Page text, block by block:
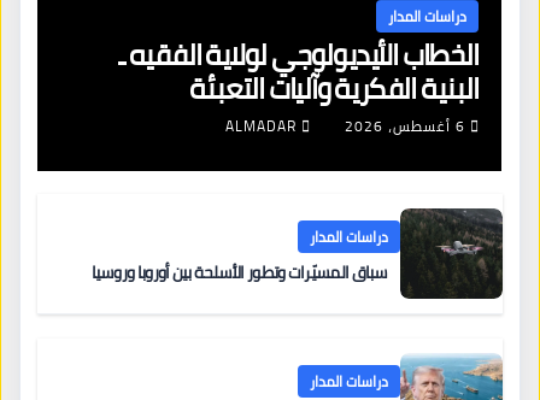
دراسات المدار
الخطاب الأيديولوجي لولاية الفقيه ـ
البنية الفكرية وآليات التعبئة
6 أغسطس، 2026 ALMADAR
دراسات المدار
سباق المسيّرات وتطور الأسلحة بين أوروبا وروسيا
دراسات المدار